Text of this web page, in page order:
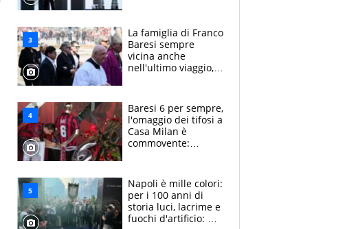
La famiglia di Franco
Baresi sempre
vicina anche
nell'ultimo viaggio,
circondati
dall'affetto dei tifosi
Baresi 6 per sempre,
l'omaggio dei tifosi a
Casa Milan è
commovente:
bigliettini
Napoli è mille colori:
per i 100 anni di
storia luci, lacrime e
fuochi d'artificio: De